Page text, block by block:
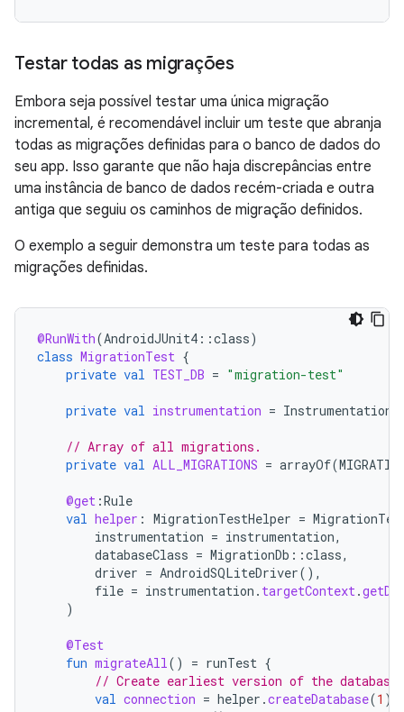
Testar todas as migrações
Embora seja possível testar uma única migração
incremental, é recomendável incluir um teste que abranja
todas as migrações definidas para o banco de dados do
seu app. Isso garante que não haja discrepâncias entre
uma instância de banco de dados recém-criada e outra
antiga que seguiu os caminhos de migração definidos.
O exemplo a seguir demonstra um teste para todas as
migrações definidas.
@RunWith(AndroidJUnit4 ::class)
class MigrationTest {
private val TEST_DB = "migration-test"
private val instrumentation =
// Array of all migrations.
private val ALL_MIGRATIONS = arrayOf(
@get :Rule
val helper : MigrationTestHelper =
instrumentation = instrumentation,
databaseClass = MigrationDb ::class,
driver = AndroidSQLiteDriver(),
file = instrumentation . targetContext.
)
@Test
fun migrateAll() = runTest {
// Create earliest version of the database.
val connection = helper .createDatabase(1 )